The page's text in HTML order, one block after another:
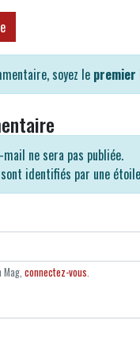
soyez le premier
ne sera pas publiée.
identifiés par une étoile
connectez-vous